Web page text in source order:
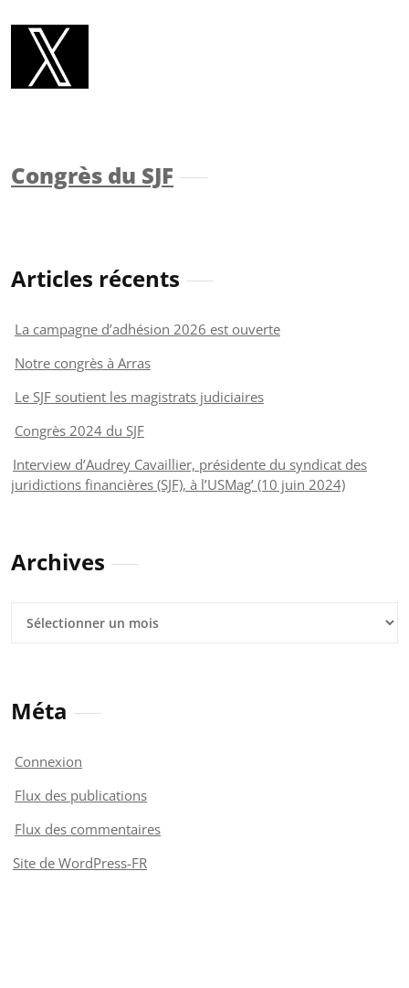
Congrès du SJF
Articles récents
La campagne d’adhésion 2026 est ouverte
Notre congrès à Arras
Le SJF soutient les magistrats judiciaires
Congrès 2024 du SJF
Interview d’Audrey Cavaillier, présidente du syndicat des
juridictions financières (SJF), à l’USMag’ (10 juin 2024)
Archives
Méta
Connexion
Flux des publications
Flux des commentaires
Site de WordPress-FR